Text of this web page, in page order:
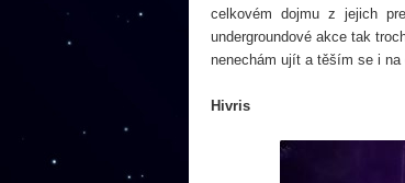
celkovém dojmu z jejich
undergroundové akce tak
nenechám ujít a těším se i
Hivris